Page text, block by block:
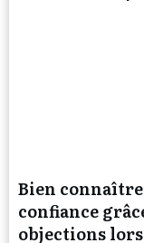
Bien
confiance
objections lors